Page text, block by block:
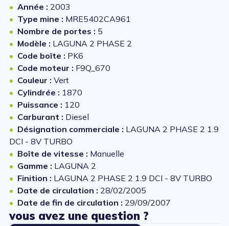
Année : 2003
Type mine : MRE5402CA961
Nombre de portes : 5
Modèle : LAGUNA 2 PHASE 2
Code boîte : PK6
Code moteur : F9Q_670
Couleur : Vert
Cylindrée : 1870
Puissance : 120
Carburant : Diesel
Désignation commerciale : LAGUNA 2 PHASE 2 1.9
DCI - 8V TURBO
Boîte de vitesse : Manuelle
Gamme : LAGUNA 2
Finition : LAGUNA 2 PHASE 2 1.9 DCI - 8V TURBO
Date de circulation : 28/02/2005
Date de fin de circulation : 29/09/2007
vous avez une question ?